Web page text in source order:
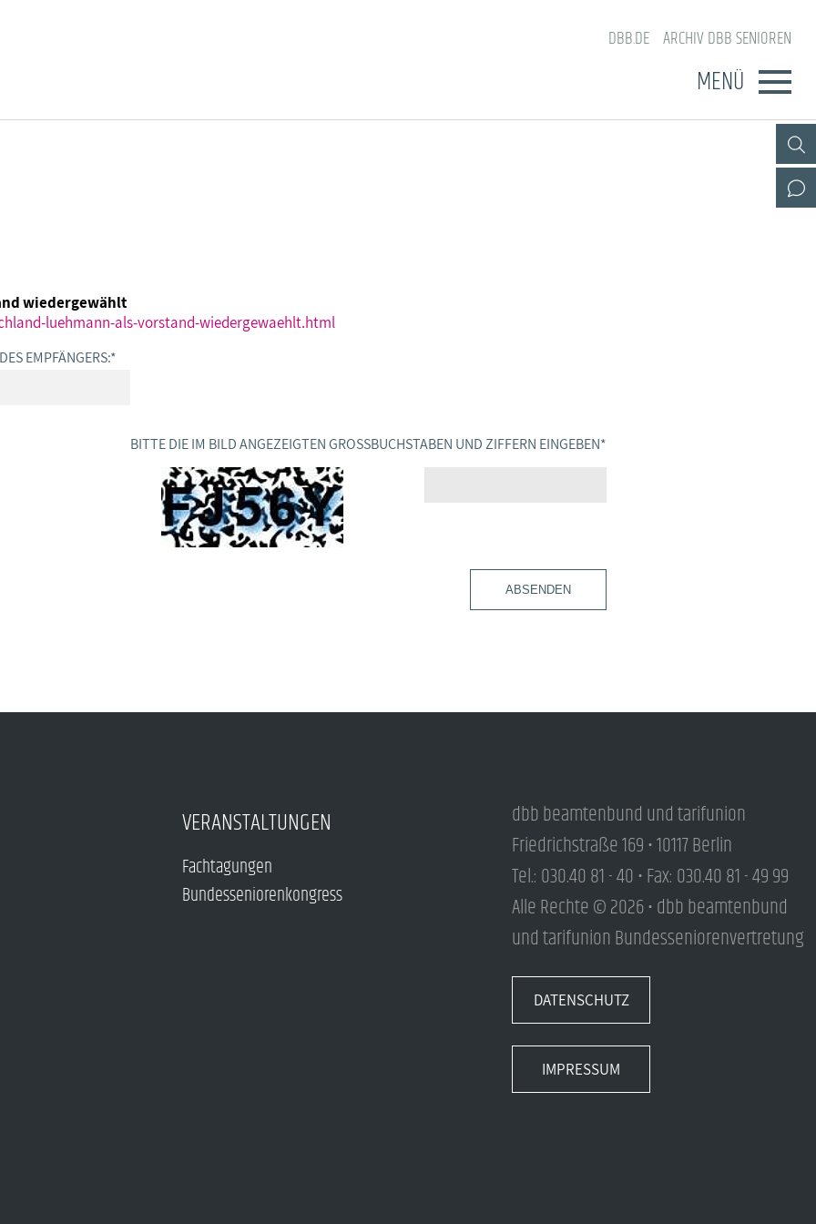
DBB.DE ARCHIV DBB SENIOREN
MENÜ
Geschäftsführung
Bundesseniorenkongress
wiedergewählt
luehmann-als-vorstand-wiedergewaehlt.html
EMPFÄNGERS:*
BITTE DIE IM BILD ANGEZEIGTEN GROSSBUCHSTABEN UND ZIFFERN EINGEBEN *
ABSENDEN
VERANSTALTUNGEN
Fachtagungen
Bundesseniorenkongress
dbb beamtenbund und tarifunion
Friedrichstraße 169 • 10117 Berlin
Tel.: 030.40 81 - 40 • Fax: 030.40 81 - 49 99
Alle Rechte © 2026 • dbb beamtenbund
und tarifunion Bundesseniorenvertretung
DATENSCHUTZ
IMPRESSUM